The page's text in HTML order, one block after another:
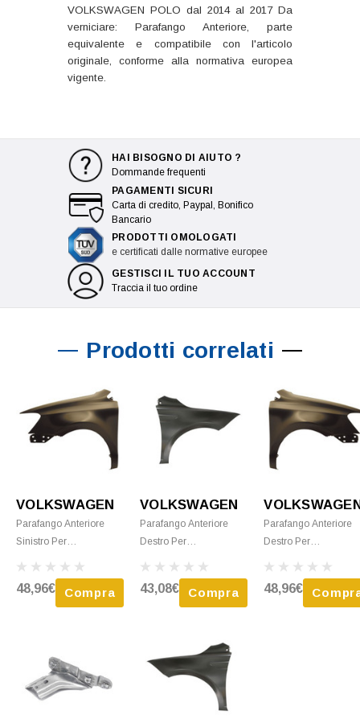
VOLKSWAGEN POLO dal 2014 al 2017 Da
verniciare: Parafango Anteriore, parte
equivalente e compatibile con l'articolo
originale, conforme alla normativa europea
vigente.
HAI BISOGNO DI AIUTO ?
Dommande frequenti
PAGAMENTI SICURI
Carta di credito, Paypal, Bonifico
Bancario
PRODOTTI OMOLOGATI
e certificati dalle normative europee
GESTISCI IL TUO ACCOUNT
Traccia il tuo ordine
Prodotti correlati
VOLKSWAGEN
Parafango Anteriore
Sinistro Per
Dal 2014 Al 2017 Da
Verniciare, Nuovo
48,96€ Compra
VOLKSWAGEN
Parafango Anteriore
Destro Per
6 Dal 2017 Da
Verniciare, Nuovo
43,08€ Compra
Parafango Anteriore
Destro Per
Dal 2009 Al 2014 Da
Verniciare, Nuovo
48,96€